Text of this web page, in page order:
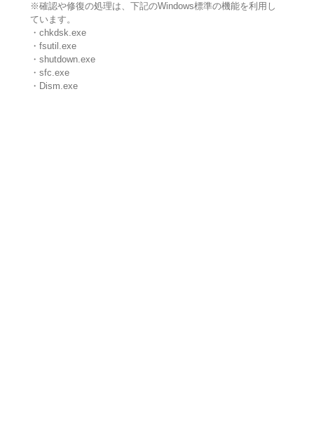
※確認や修復の処理は、下記のWindows標準の機能を利用し
ています。
・chkdsk.exe
・fsutil.exe
・shutdown.exe
・sfc.exe
・Dism.exe